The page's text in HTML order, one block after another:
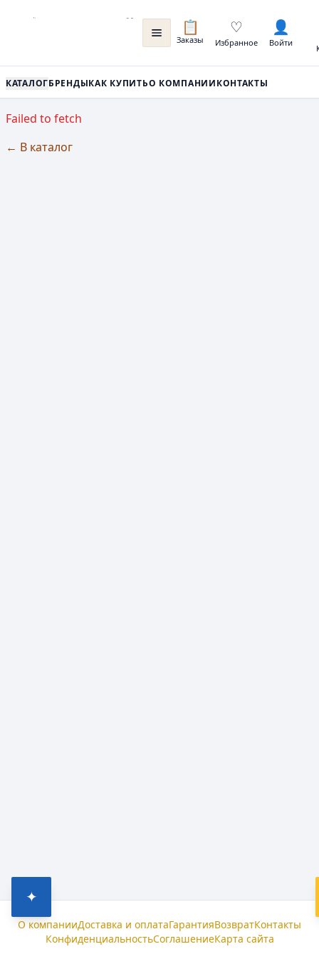
📋
Заказы
♡
Избранное
👤
Войти
КАТАЛОГБРЕНДЫКАК КУПИТЬО КОМПАНИИКОНТАКТЫ
Failed to fetch
← В каталог
✦
О компанииДоставка и оплатаГарантияВозвратКонтакты
КонфиденциальностьСоглашениеКарта сайта